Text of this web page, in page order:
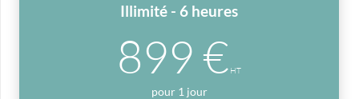
Illimité - 6 heures
899 € HT
pour 1 jour